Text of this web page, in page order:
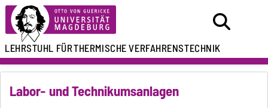
LEHRSTUHL FÜRTHERMISCHE VERFAHRENSTECHNIK
Labor- und Technikumsanlagen